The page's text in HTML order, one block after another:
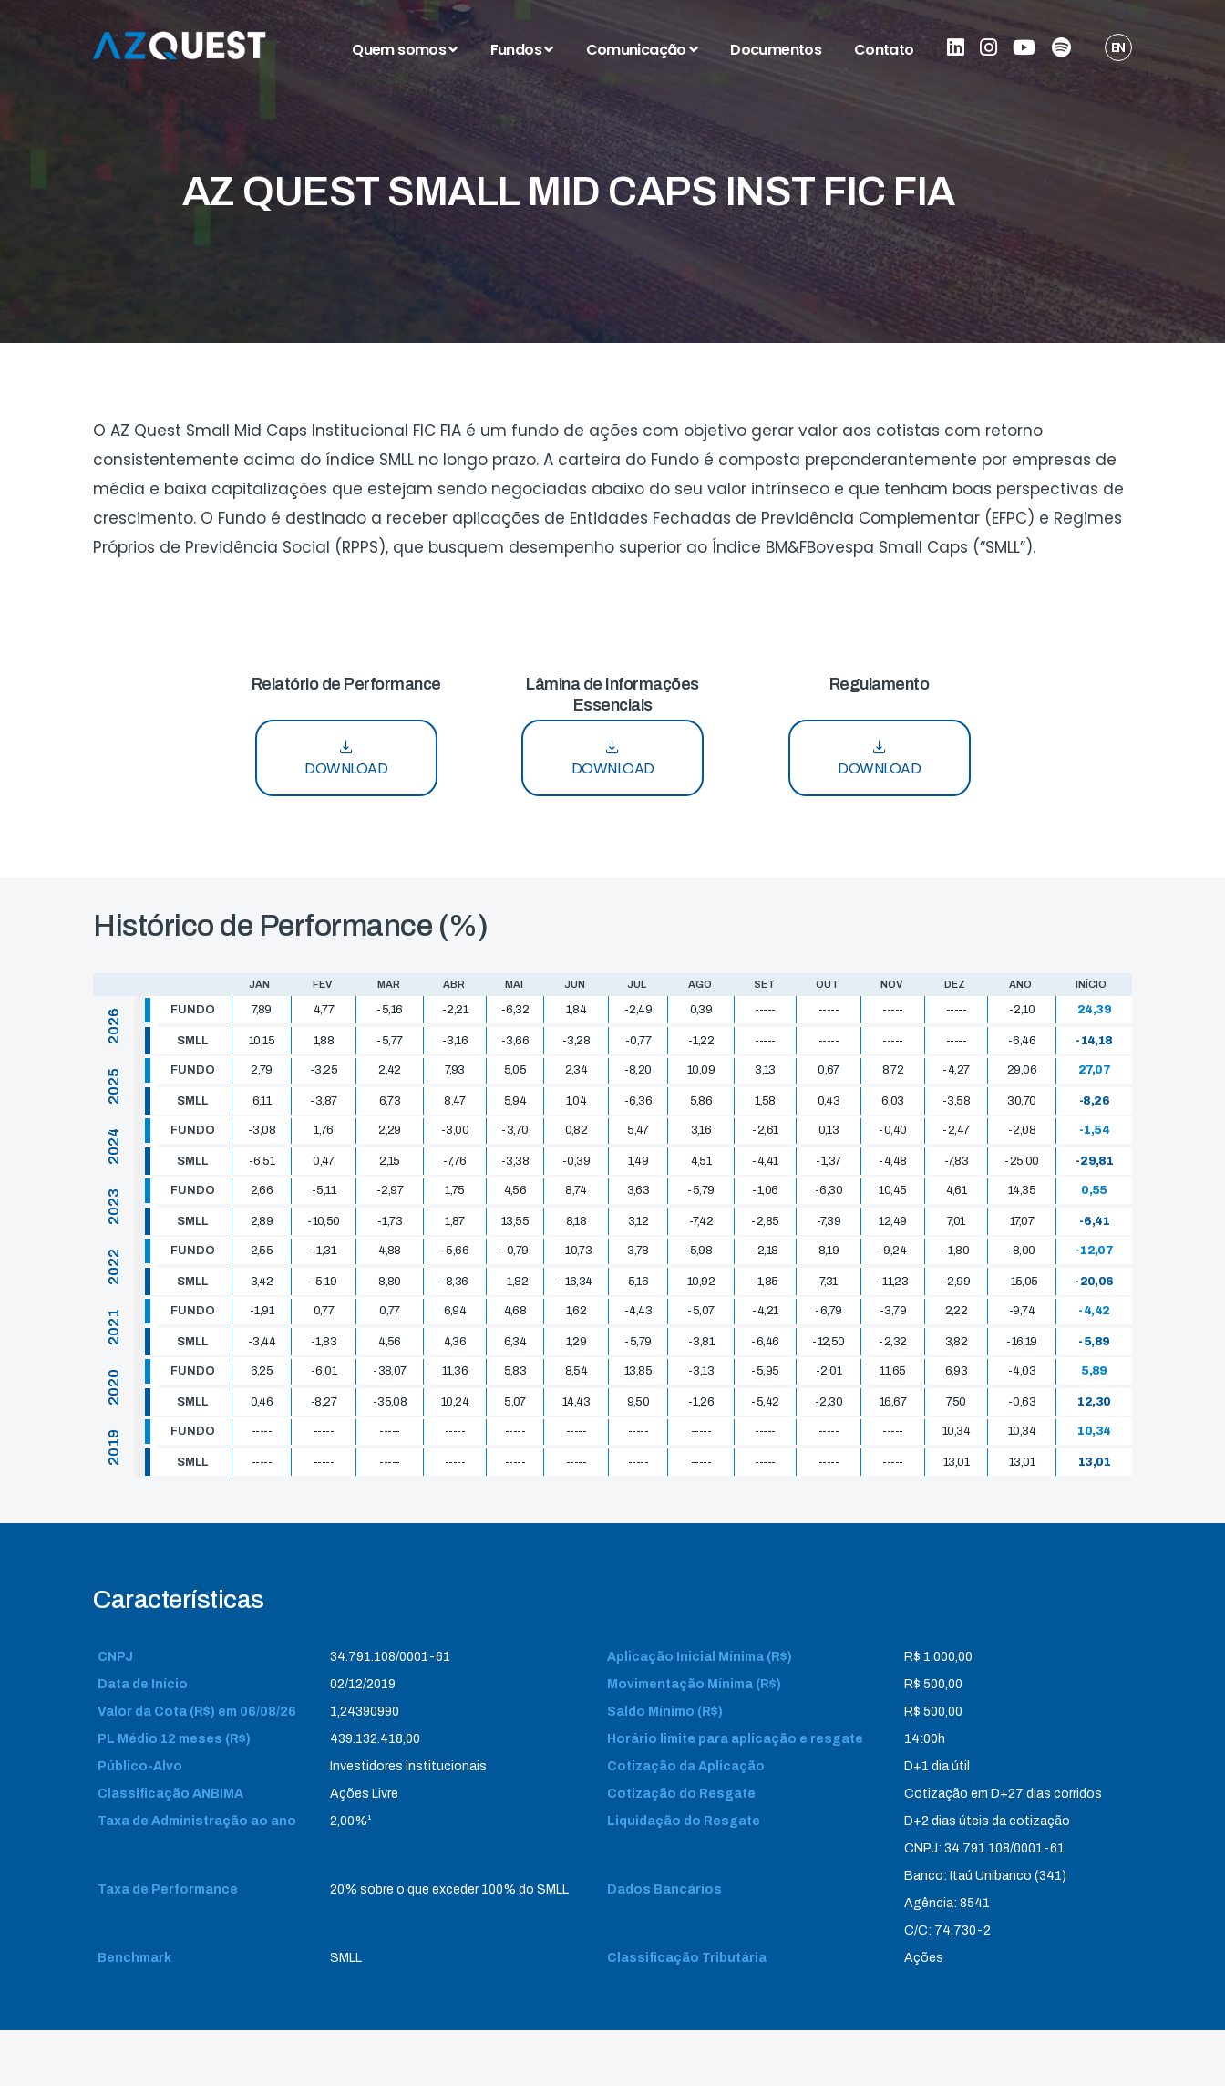
Quem somos Fundos Comunicação Documentos Contato EN
AZ QUEST SMALL MID CAPS INST FIC FIA
O AZ Quest Small Mid Caps Institucional FIC FIA é um fundo de ações com objetivo gerar valor aos cotistas com retorno
consistentemente acima do índice SMLL no longo prazo. A carteira do Fundo é composta preponderantemente por empresas de
média e baixa capitalizações que estejam sendo negociadas abaixo do seu valor intrínseco e que tenham boas perspectivas de
crescimento. O Fundo é destinado a receber aplicações de Entidades Fechadas de Previdência Complementar (EFPC) e Regimes
Próprios de Previdência Social (RPPS), que busquem desempenho superior ao Índice BM&FBovespa Small Caps (“SMLL”).
Relatório de Performance
DOWNLOAD
Lâmina de Informações
Essenciais
DOWNLOAD
Regulamento
DOWNLOAD
Histórico de Performance (%)
JAN FEV MAR ABR MAI JUN JUL AGO SET OUT NOV DEZ ANO INÍCIO
2026 FUNDO 7,89 4,77 -5,16 -2,21 -6,32 1,84 -2,49 0,39 ----- ----- ----- ----- -2,10 24,39
SMLL 10,15 1,88 -5,77 -3,16 -3,66 -3,28 -0,77 -1,22 ----- ----- ----- ----- -6,46 -14,18
2025 FUNDO 2,79 -3,25 2,42 7,93 5,05 2,34 -8,20 10,09 3,13 0,67 8,72 -4,27 29,06 27,07
SMLL 6,11 -3,87 6,73 8,47 5,94 1,04 -6,36 5,86 1,58 0,43 6,03 -3,58 30,70 -8,26
2024 FUNDO -3,08 1,76 2,29 -3,00 -3,70 0,82 5,47 3,16 -2,61 0,13 -0,40 -2,47 -2,08 -1,54
SMLL -6,51 0,47 2,15 -7,76 -3,38 -0,39 1,49 4,51 -4,41 -1,37 -4,48 -7,83 -25,00 -29,81
2023 FUNDO 2,66 -5,11 -2,97 1,75 4,56 8,74 3,63 -5,79 -1,06 -6,30 10,45 4,61 14,35 0,55
SMLL 2,89 -10,50 -1,73 1,87 13,55 8,18 3,12 -7,42 -2,85 -7,39 12,49 7,01 17,07 -6,41
2022 FUNDO 2,55 -1,31 4,88 -5,66 -0,79 -10,73 3,78 5,98 -2,18 8,19 -9,24 -1,80 -8,00 -12,07
SMLL 3,42 -5,19 8,80 -8,36 -1,82 -16,34 5,16 10,92 -1,85 7,31 -11,23 -2,99 -15,05 -20,06
2021 FUNDO -1,91 0,77 0,77 6,94 4,68 1,62 -4,43 -5,07 -4,21 -6,79 -3,79 2,22 -9,74 -4,42
SMLL -3,44 -1,83 4,56 4,36 6,34 1,29 -5,79 -3,81 -6,46 -12,50 -2,32 3,82 -16,19 -5,89
2020 FUNDO 6,25 -6,01 -38,07 11,36 5,83 8,54 13,85 -3,13 -5,95 -2,01 11,65 6,93 -4,03 5,89
SMLL 0,46 -8,27 -35,08 10,24 5,07 14,43 9,50 -1,26 -5,42 -2,30 16,67 7,50 -0,63 12,30
2019 FUNDO ----- ----- ----- ----- ----- ----- ----- ----- ----- ----- ----- 10,34 10,34 10,34
SMLL ----- ----- ----- ----- ----- ----- ----- ----- ----- ----- ----- 13,01 13,01 13,01
Características
CNPJ 34.791.108/0001-61 Aplicação Inicial Mínima (R$)
R$ 1.000,00
Data de Início
02/12/2019 Movimentação Mínima (R$)
R$ 500,00
Valor da Cota (R$) em 06/08/26
1,24390990 Saldo Mínimo (R$)
R$ 500,00
PL Médio 12 meses (R$)
439.132.418,00 Horário limite para aplicação e resgate
14:00h
Público-Alvo
Investidores institucionais Cotização da Aplicação
D+1 dia útil
Classificação ANBIMA
Ações Livre Cotização do Resgate
Cotização em D+27 dias corridos
Taxa de Administração ao ano
2,00%¹ Liquidação do Resgate D+2 dias úteis da cotização
Taxa de Performance 20% sobre o que exceder 100% do SMLL Dados Bancários
CNPJ: 34.791.108/0001-61
Banco: Itaú Unibanco (341)
Agência: 8541
C/C: 74.730-2
Benchmark
SMLL Classificação Tributária Ações